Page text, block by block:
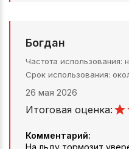
Богдан
Частота использования
Срок использования
26 мая 2026
Итоговая оценка:
Комментарий:
На льду тормозит